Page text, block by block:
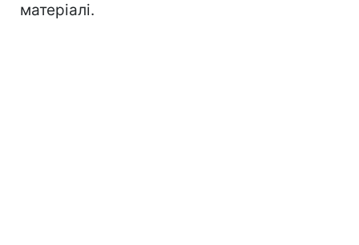
матеріалі.